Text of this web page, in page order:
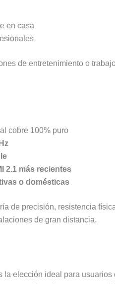
en casa
de entretenimiento o
cobre 100% puro
2.1 más recientes
o domésticas
de precisión, resistencia
de gran distancia.
la elección ideal para